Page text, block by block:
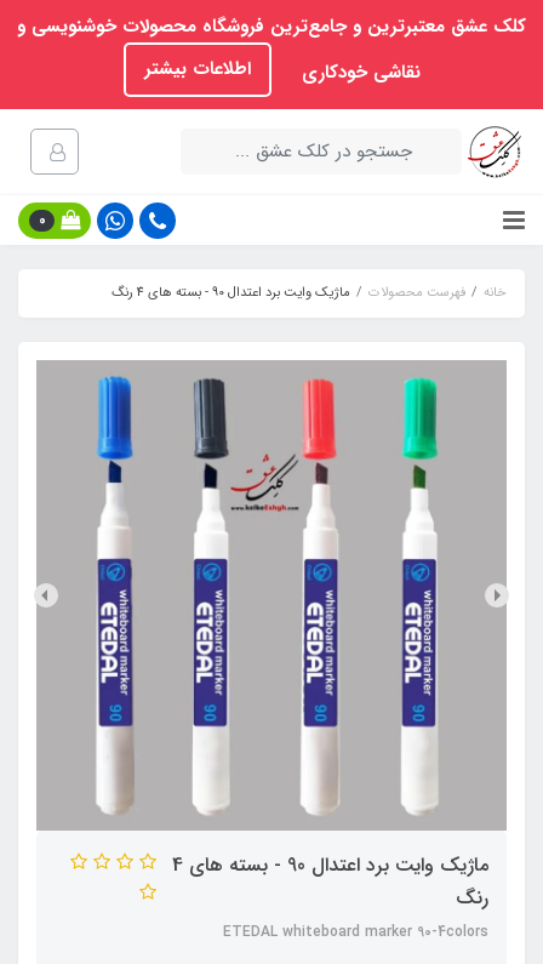
کلک عشق معتبرترین و جامع‌ترین فروشگاه محصولات خوشنویسی و
نقاشی خودکاری
اطلاعات بیشتر
0
خانه فهرست محصولات ماژیک وایت برد اعتدال 90 - بسته ‏های 4 رنگ
ماژیک وایت برد اعتدال 90 - بسته ‏های 4
رنگ
ETEDAL whiteboard marker 90-4colors